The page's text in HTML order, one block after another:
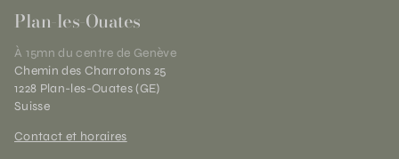
Plan-les-Ouates
À 15mn du centre de Genève
Chemin des Charrotons 25
1228 Plan-les-Ouates (GE)
Suisse
Contact et horaires